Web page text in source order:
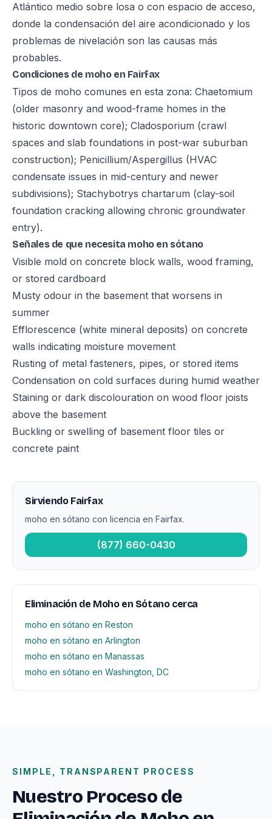
Atlántico medio sobre losa o con espacio de acceso,
donde la condensación del aire acondicionado y los
problemas de nivelación son las causas más
probables.
Condiciones de moho en Fairfax
Tipos de moho comunes en esta zona: Chaetomium
(older masonry and wood-frame homes in the
historic downtown core); Cladosporium (crawl
spaces and slab foundations in post-war suburban
construction); Penicillium/Aspergillus (HVAC
condensate issues in mid-century and newer
subdivisions); Stachybotrys chartarum (clay-soil
foundation cracking allowing chronic groundwater
entry).
Señales de que necesita moho en sótano
Visible mold on concrete block walls, wood framing,
or stored cardboard
Musty odour in the basement that worsens in
summer
Efflorescence (white mineral deposits) on concrete
walls indicating moisture movement
Rusting of metal fasteners, pipes, or stored items
Condensation on cold surfaces during humid weather
Staining or dark discolouration on wood floor joists
above the basement
Buckling or swelling of basement floor tiles or
concrete paint
Sirviendo Fairfax
moho en sótano con licencia en Fairfax.
(877) 660-0430
Eliminación de Moho en Sótano cerca
moho en sótano en Reston
moho en sótano en Arlington
moho en sótano en Manassas
moho en sótano en Washington, DC
SIMPLE, TRANSPARENT PROCESS
Nuestro Proceso de